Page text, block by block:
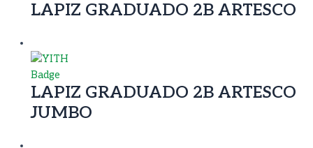
LAPIZ GRADUADO 2B ARTESCO
LAPIZ GRADUADO 2B ARTESCO
JUMBO